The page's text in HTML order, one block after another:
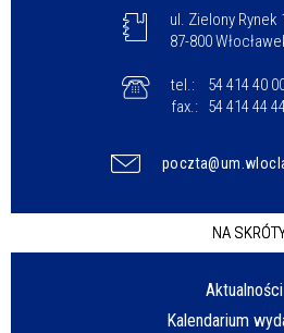
ul. Zielony Rynek
87-800
tel.:
54 414 40
fax.:
54 414 44
NA
Aktualności
Kalendarium